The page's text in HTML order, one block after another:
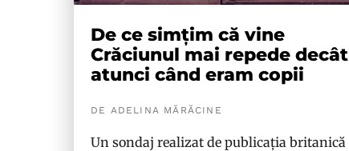
De ce simțim că vine
Crăciunul mai repede decât
atunci când eram copii
DE ADELINA MĂRĂCINE
Un sondaj realizat de publicația britanică